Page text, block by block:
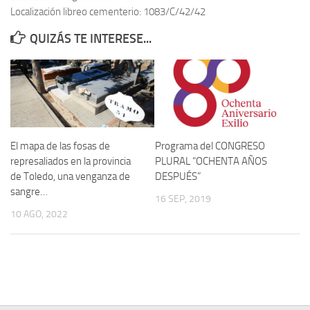
Memoria Histórica
Investigación previa de la represión en Talavera de la Reina (1937-
1947).
Informe Represión en Toledo 1936-1947 | Buscador
Informe de la fosa de abril de 1939 de Tembleque
Enciclopedia Republicana
Militantes históricos IR
Localización libreo cementerio: 1083/C/42/42
QUIZÁS TE INTERESE...
El mapa de las fosas de
represaliados en la provincia
de Toledo, una venganza de
sangre…
10 AGO, 2022
Programa del CONGRESO
PLURAL “OCHENTA AÑOS
DESPUÉS”
16 SEP, 2019